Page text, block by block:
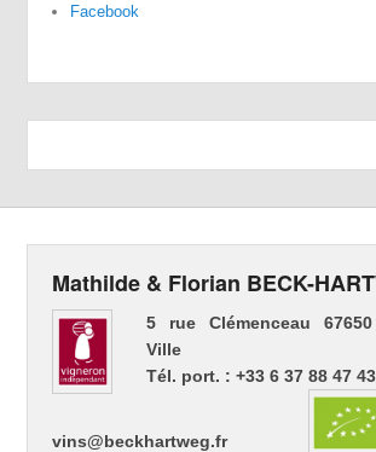
Facebook
Mathilde & Florian BECK-
5 rue Clémenceau 67650
Ville
Tél. port. : +33 6 37 88 47 43
vins@beckhartweg.fr